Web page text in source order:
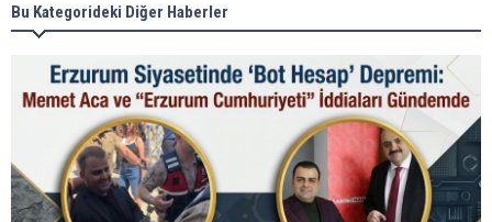
Bu Kategorideki Diğer Haberler